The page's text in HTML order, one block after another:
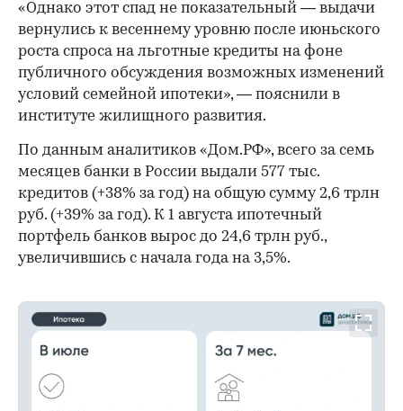
«Однако этот спад не показательный — выдачи
вернулись к весеннему уровню после июньского
роста спроса на льготные кредиты на фоне
публичного обсуждения возможных изменений
условий семейной ипотеки», — пояснили в
институте жилищного развития.
По данным аналитиков «Дом.РФ», всего за семь
месяцев банки в России выдали 577 тыс.
кредитов (+38% за год) на общую сумму 2,6 трлн
руб. (+39% за год). К 1 августа ипотечный
портфель банков вырос до 24,6 трлн руб.,
увеличившись с начала года на 3,5%.